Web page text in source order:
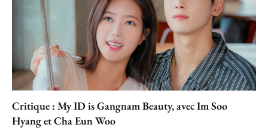
Critique : My ID is Gangnam Beauty, avec Im Soo
Hyang et Cha Eun Woo